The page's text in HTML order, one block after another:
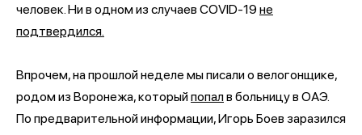
человек. Ни в одном из случаев COVID-19 не
подтвердился.
Впрочем, на прошлой неделе мы писали о велогонщике,
родом из Воронежа, которыйпопалв больницу в ОАЭ.
По предварительной информации, Игорь Боев заразился